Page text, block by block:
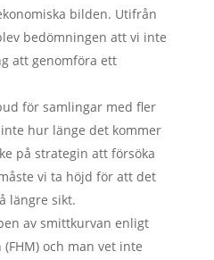
bilden. Utifrån
bedömningen att vi inte
att genomföra ett
för samlingar med fler
hur länge det kommer
på strategin att försöka
vi ta höjd för att det
längre sikt.
av smittkurvan enligt
och man vet inte